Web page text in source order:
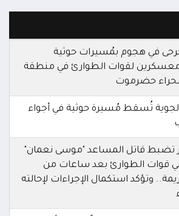
في هجوم بمُسيرات حوثية
لقوات الطوارئ في منطقة
حضرموت
تُسقط مُسيرة حوثية في أجواء
تضبط قاتل المساعد "موسى نعمان"
قوات الطوارئ بعد ساعات من
وتؤكد استكمال الإجراءات لإحالته